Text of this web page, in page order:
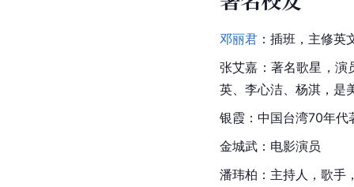
邓丽君 ：插班，主修
张艾嘉 ：著名歌星，
英
李心洁 杨淇 ，是
银霞 ：中国台湾70年
金城武 ：电影演员
潘玮柏 ：主持人，歌手